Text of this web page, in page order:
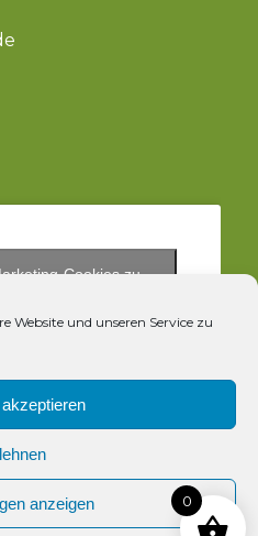
Website und unseren Service zu
anzeigen
Cookies zu
0